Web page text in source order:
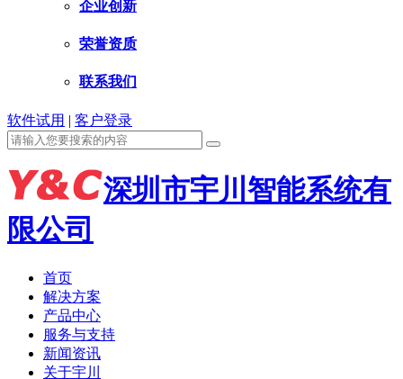
企业创新
荣誉资质
联系我们
软件试用 | 客户登录
深圳市宇川智能系统有
限公司
首页
解决方案
产品中心
服务与支持
新闻资讯
关于宇川